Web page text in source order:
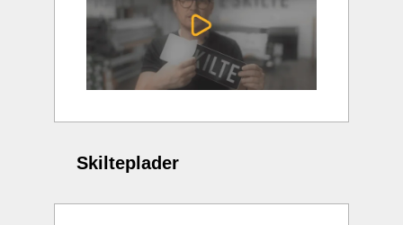
Skilteplader